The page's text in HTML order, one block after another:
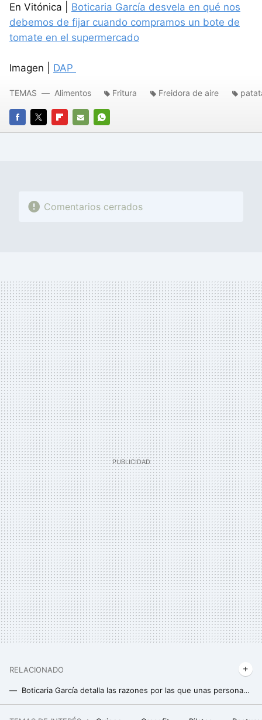
En Vitónica | Boticaria García desvela en qué nos
debemos de fijar cuando compramos un bote de
tomate en el supermercado
Imagen | DAP
FACEBOOK
TWITTERFLIPBOARD
E-
WHATSAPP
TEMAS Alimentos Fritura Freidora de aire
Comentarios cerrados
RELACIONADO
Boticaria García detalla las razones por las que unas personas son más "de dulce" y otras más "de salado"